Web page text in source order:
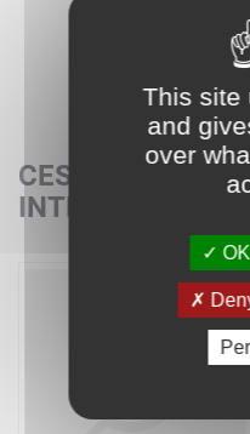
CES SETS
INTÉRESSER
This site
and
over